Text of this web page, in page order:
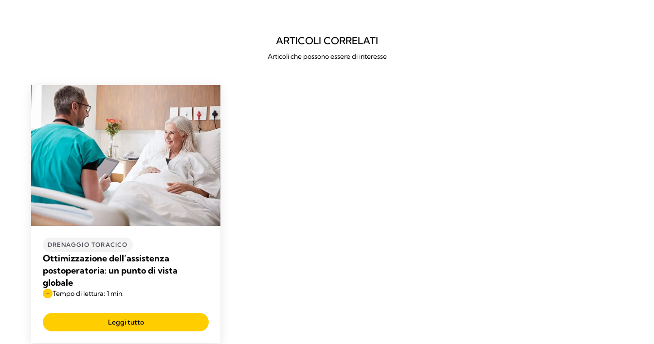
ARTICOLI CORRELATI
Articoli che possono essere di interesse
DRENAGGIO TORACICO
Ottimizzazione dell’assistenza
postoperatoria: un punto di vista
globale
Tempo di lettura: 1 min.
Leggi tutto